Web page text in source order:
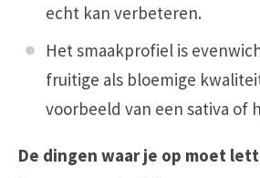
echt kan verbeteren.
Het smaakprofiel is
fruitige als bloemige
voorbeeld van een sativa of
De dingen waar je op moet